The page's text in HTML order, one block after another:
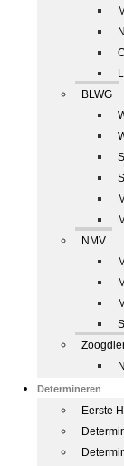
BLWG
NMV
Determineren
Eerste